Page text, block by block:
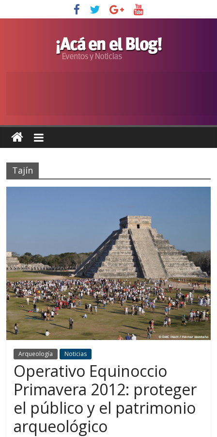
Tajín
Arqueología Noticias
Operativo Equinoccio
Primavera 2012: proteger
el público y el patrimonio
arqueológico